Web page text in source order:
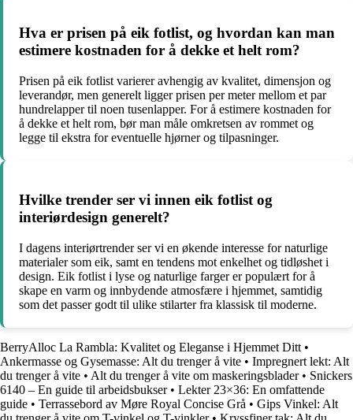
Hva er prisen på eik fotlist, og hvordan kan man
estimere kostnaden for å dekke et helt rom?
Prisen på eik fotlist varierer avhengig av kvalitet, dimensjon og
leverandør, men generelt ligger prisen per meter mellom et par
hundrelapper til noen tusenlapper. For å estimere kostnaden for
å dekke et helt rom, bør man måle omkretsen av rommet og
legge til ekstra for eventuelle hjørner og tilpasninger.
Hvilke trender ser vi innen eik fotlist og
interiørdesign generelt?
I dagens interiørtrender ser vi en økende interesse for naturlige
materialer som eik, samt en tendens mot enkelhet og tidløshet i
design. Eik fotlist i lyse og naturlige farger er populært for å
skape en varm og innbydende atmosfære i hjemmet, samtidig
som det passer godt til ulike stilarter fra klassisk til moderne.
BerryAlloc La Rambla: Kvalitet og Eleganse i Hjemmet Ditt •
Ankermasse og Gysemasse: Alt du trenger å vite • Impregnert lekt: Alt
du trenger å vite • Alt du trenger å vite om maskeringsblader• Snickers
6140 – En guide til arbeidsbukser• Lekter 23×36: En omfattende
guide • Terrassebord av Møre Royal Concise Grå • Gips Vinkel: Alt